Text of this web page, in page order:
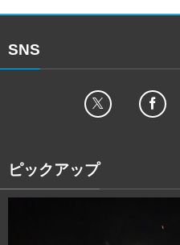
SNS
ピックアップ